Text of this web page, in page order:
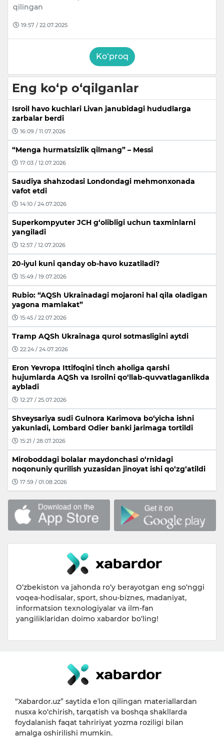
qilingan
19:57 / 22.07.2025
Ko‘proq
Eng ko‘p o‘qilganlar
Isroil havo kuchlari Livan janubidagi hududlarga
zarbalar berdi
16:09 / 11.07.2026
“Menga hurmatsizlik qilmang” – Messi
17:03 / 12.07.2026
Saudiya shahzodasi Londondagi mehmonxonada
vafot etdi
14:10 / 24.07.2026
Superkompyuter JCH g‘olibligi uchun taxminlarni
yangiladi
12:57 / 12.07.2026
20-iyul kuni qanday ob-havo kuzatiladi?
15:49 / 19.07.2026
Rubio: “AQSh Ukrainadagi mojaroni hal qila oladigan
yagona mamlakat”
15:45 / 22.07.2026
Tramp AQSh Ukrainaga qurol sotmasligini aytdi
22:24 / 24.07.2026
Eron Yevropa Ittifoqini tinch aholiga qarshi
hujumlarda AQSh va Isroilni qo‘llab-quvvatlaganlikda
aybladi
12:27 / 25.07.2026
Shveysariya sudi Gulnora Karimova bo‘yicha ishni
yakunladi, Lombard Odier banki jarimaga tortildi
15:21 / 28.07.2026
Miroboddagi bolalar maydonchasi o‘rnidagi
noqonuniy qurilish yuzasidan jinoyat ishi qo‘zg‘atildi
17:59 / 01.08.2026
O‘zbekiston va jahonda ro‘y berayotgan eng so‘nggi
voqea-hodisalar, sport, shou-biznes, madaniyat,
informatsion texnologiyalar va ilm-fan
yangiliklaridan doimo xabardor bo‘ling!
“Xabardor.uz” saytida eʼlon qilingan materiallardan
nusxa ko‘chirish, tarqatish va boshqa shakllarda
foydalanish faqat tahririyat yozma roziligi bilan
amalga oshirilishi mumkin.